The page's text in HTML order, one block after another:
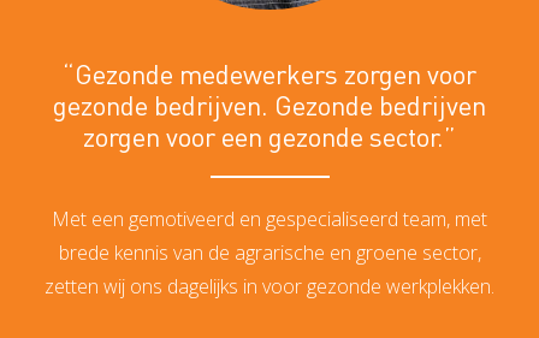
“Gezonde medewerkers zorgen voor
gezonde bedrijven. Gezonde bedrijven
zorgen voor een gezonde sector.”
Met een gemotiveerd en gespecialiseerd team, met
brede kennis van de agrarische en groene sector,
zetten wij ons dagelijks in voor gezonde werkplekken.